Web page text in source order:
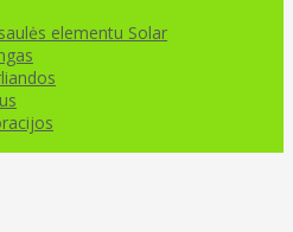
elementu Solar